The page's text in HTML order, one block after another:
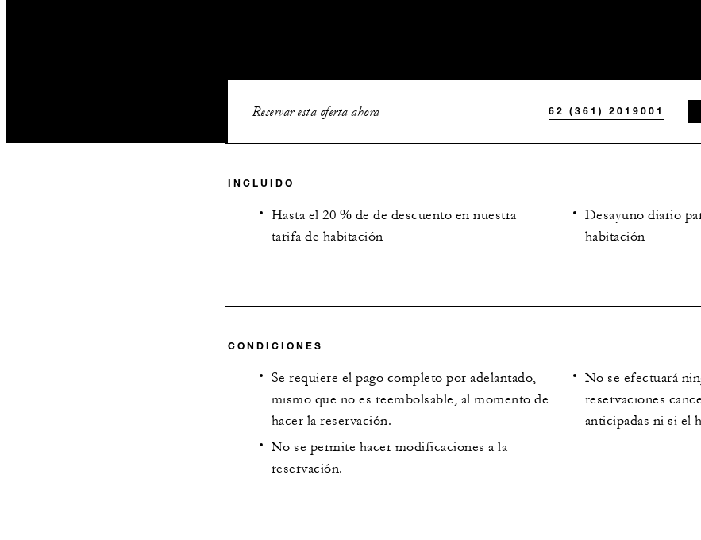
Reservar esta oferta ahora 62 (361) 2019001
INCLUIDO
Hasta el 20 % de de descuento en nuestra
tarifa de habitación
Desayuno diario
habitación
CONDICIONES
Se requiere el pago completo por adelantado,
mismo que no es reembolsable, al momento de
hacer la reservación.
No se permite hacer modificaciones a la
reservación.
No se efectuará
reservaciones
anticipadas ni si el